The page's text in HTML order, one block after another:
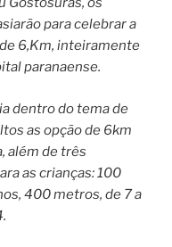
para celebrar a
6,Km, inteiramente
paranaense.
dentro do tema de
as opção de 6km
além de três
as crianças: 100
400 metros, de 7 a